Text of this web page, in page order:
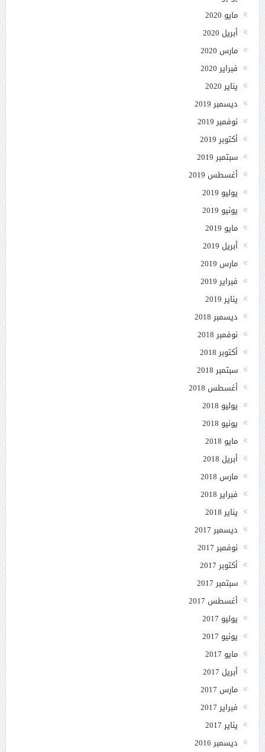
مايو 2020
أبريل 2020
مارس 2020
فبراير 2020
يناير 2020
ديسمبر 2019
نوفمبر 2019
أكتوبر 2019
سبتمبر 2019
أغسطس 2019
يوليو 2019
يونيو 2019
مايو 2019
أبريل 2019
مارس 2019
فبراير 2019
يناير 2019
ديسمبر 2018
نوفمبر 2018
أكتوبر 2018
سبتمبر 2018
أغسطس 2018
يوليو 2018
يونيو 2018
مايو 2018
أبريل 2018
مارس 2018
فبراير 2018
يناير 2018
ديسمبر 2017
نوفمبر 2017
أكتوبر 2017
سبتمبر 2017
أغسطس 2017
يوليو 2017
يونيو 2017
مايو 2017
أبريل 2017
مارس 2017
فبراير 2017
يناير 2017
ديسمبر 2016